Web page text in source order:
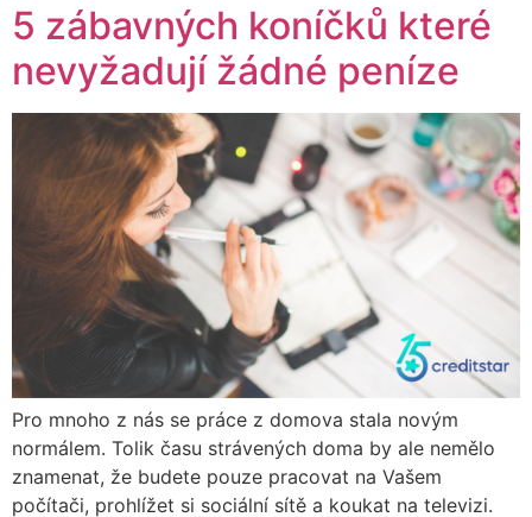
5 zábavných koníčků které
nevyžadují žádné peníze
Pro mnoho z nás se práce z domova stala novým
normálem. Tolik času strávených doma by ale nemělo
znamenat, že budete pouze pracovat na Vašem
počítači, prohlížet si sociální sítě a koukat na televizi.